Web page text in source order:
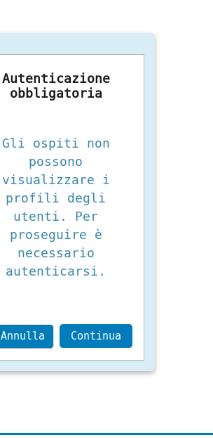
Autenticazione
obbligatoria
Gli ospiti non
possono
visualizzare i
profili degli
utenti. Per
proseguire è
necessario
autenticarsi.
Annulla Continua